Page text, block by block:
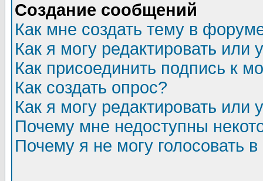
Создание сообщений
Как мне создать тему в
Как я могу редактировать или
Как присоединить подпись к
Как создать опрос?
Как я могу редактировать или
Почему мне недоступны
Почему я не могу голосовать